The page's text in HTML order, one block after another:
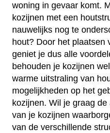
woning in gevaar komt.
kozijnen met een
nauwelijks nog te
hout? Door het plaatsen
geniet je dus alle
behouden je kozijnen
warme uitstraling van
mogelijkheden op het
kozijnen. Wil je graag
van je kozijnen
van de verschillende